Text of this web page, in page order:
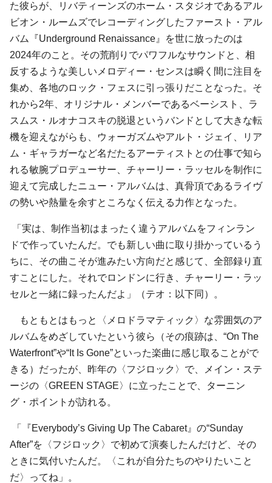
た彼らが、リバティーンズのホーム・スタジオであるアル
ビオン・ルームズでレコーディングしたファースト・アル
バム『Underground Renaissance』を世に放ったのは
2024年のこと。その荒削りでパワフルなサウンドと、相
反するような美しいメロディー・センスは瞬く間に注目を
集め、各地のロック・フェスに引っ張りだことなった。そ
れから2年、オリジナル・メンバーであるベーシスト、ラ
スムス・ルオナコスキの脱退というバンドとして大きな転
機を迎えながらも、ウォーガズムやアルト・ジェイ、リア
ム・ギャラガーなど名だたるアーティストとの仕事で知ら
れる敏腕プロデューサー、チャーリー・ラッセルを制作に
迎えて完成したニュー・アルバムは、真骨頂であるライヴ
の勢いや熱量を余すところなく伝える力作となった。
「実は、制作当初はまったく違うアルバムをフィンラン
ドで作っていたんだ。でも新しい曲に取り掛かっているう
ちに、その曲こそが進みたい方向だと感じて、全部録り直
すことにした。それでロンドンに行き、チャーリー・ラッ
セルと一緒に録ったんだよ」（テオ：以下同）。
もともとはもっと〈メロドラマティック〉な雰囲気のア
ルバムをめざしていたという彼ら（その痕跡は、“On The
Waterfront”や“It Is Gone”といった楽曲に感じ取ることがで
きる）だったが、昨年の〈フジロック〉で、メイン・ステ
ージの〈GREEN STAGE〉に立ったことで、ターニン
グ・ポイントが訪れる。
「『Everybody’s Giving Up The Cabaret』の“Sunday
After”を〈フジロック〉で初めて演奏したんだけど、その
ときに気付いたんだ。〈これが自分たちのやりたいこと
だ〉ってね」。